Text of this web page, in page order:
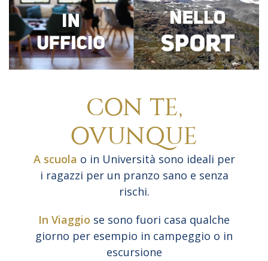
CON TE,
OVUNQUE
A scuola o in Università sono ideali per
i ragazzi per un pranzo sano e senza
rischi.
In Viaggio se sono fuori casa qualche
giorno per esempio in campeggio o in
escursione